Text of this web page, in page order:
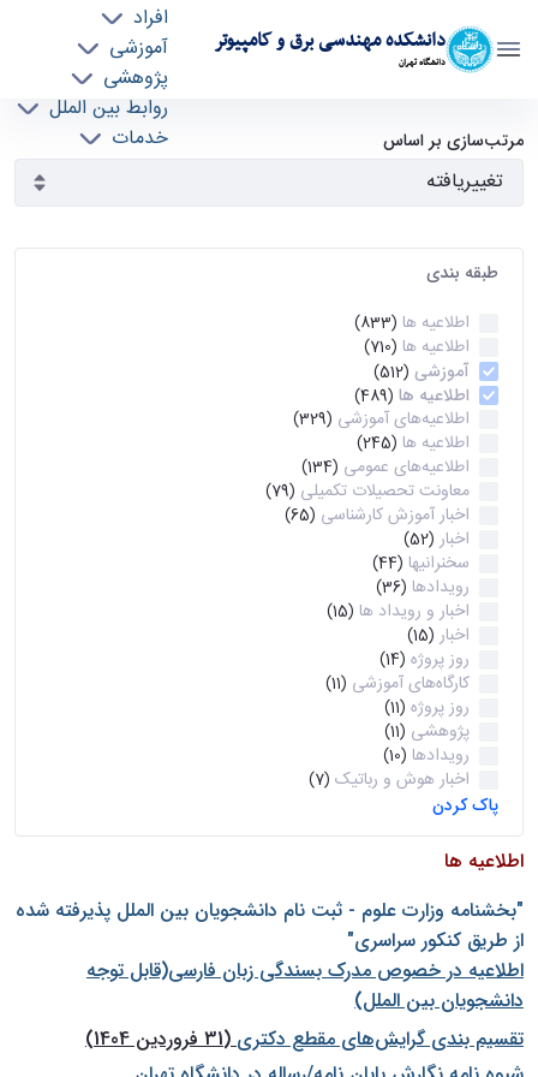
دانشکده مهندسی برق و کامپیوتر
دانشگاه تهران
افراد
آموزشی
پژوهشی
روابط بین الملل
خدمات
آرشیو اطلاعیه ها - ece- دانشکده مهندسی برق و
کامپیوتر
مرتب‌سازی بر اساس
طبقه بندی
اطلاعیه ها (833)
اطلاعیه ها (710)
آموزشی (512)
اطلاعیه ها (489)
اطلاعیه‌های‌ آموزشی (329)
اطلاعیه ها (245)
اطلاعیه‌های عمومی (134)
معاونت تحصیلات تکمیلی (79)
اخبار آموزش کارشناسی (65)
اخبار (52)
سخنرانیها (44)
رویدادها (36)
اخبار و رویداد ها (15)
اخبار (15)
روز پروژه (14)
کارگاه‌های آموزشی (11)
روز پروژه (11)
پژوهشی (11)
رویدادها (10)
اخبار هوش و رباتیک (7)
پاک کردن
اطلاعیه ها
"بخشنامه وزارت علوم - ثبت نام دانشجويان بين الملل پذيرفته شده
از طريق كنكور سراسری"
اطلاعیه در خصوص مدرک بسندگی زبان فارسی(قابل توجه
دانشجویان بین الملل)
تقسیم بندی گرایش‌های مقطع دکتری(31 فروردین 1404)